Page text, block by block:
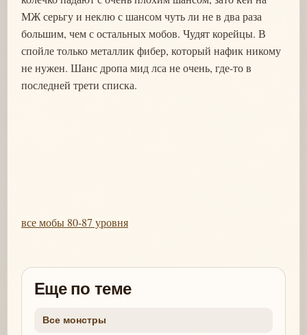
МЖ серьгу и неклю с шансом чуть ли не в два раза
большим, чем с остальных мобов. Чудят корейцы. В
спойле только металлик фибер, который нафик никому
не нужен. Шанс дропа мид лса не очень, где-то в
последней трети списка.
все мобы 80-87 уровня
Еще по теме
Все монстры